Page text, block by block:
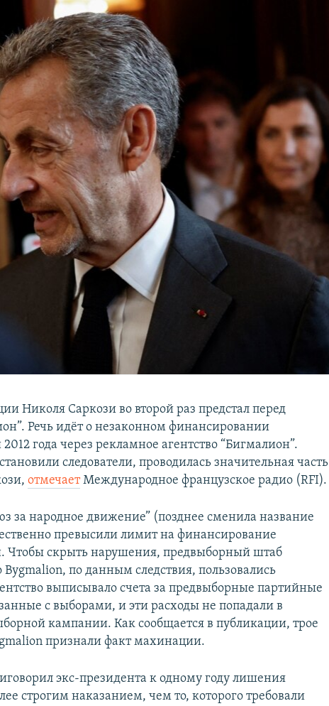
Николя Саркози во второй раз предстал перед
Речь идёт о незаконном финансировании
года через рекламное агентство “Бигмалион”.
следователи, проводилась значительная часть
отмечаетМеждународное французское радио (RFI).
за народное движение” (позднее сменила название
превысили лимит на финансирование
Чтобы скрыть нарушения, предвыборный штаб
Bygmalion, по данным следствия, пользовались
выписывало счета за предвыборные партийные
с выборами, и эти расходы не попадали в
кампании. Как сообщается в публикации, трое
признали факт махинации.
экс-президента к одному году лишения
строгим наказанием, чем то, которого требовали